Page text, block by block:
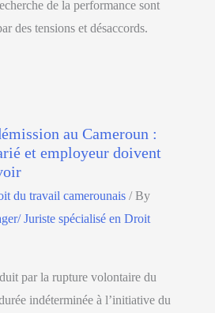
de la performance sont
des tensions et désaccords.
au Cameroun :
et employeur doivent
du travail camerounais / By
Juriste spécialisé en Droit
par la rupture volontaire du
indéterminée à l’initiative du